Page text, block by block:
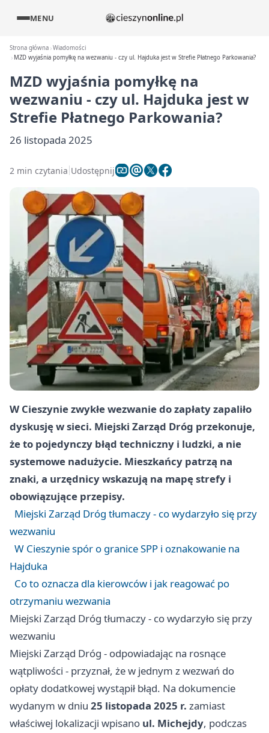
MENU
Strona główna Wiadomości
MZD wyjaśnia pomyłkę na wezwaniu - czy ul. Hajduka jest w Strefie Płatnego Parkowania?
MZD wyjaśnia pomyłkę na
wezwaniu - czy ul. Hajduka jest w
Strefie Płatnego Parkowania?
26 listopada 2025
2 min czytania Udostępnij
W Cieszynie zwykłe wezwanie do zapłaty zapaliło
dyskusję w sieci. Miejski Zarząd Dróg przekonuje,
że to pojedynczy błąd techniczny i ludzki, a nie
systemowe nadużycie. Mieszkańcy patrzą na
znaki, a urzędnicy wskazują na mapę strefy i
obowiązujące przepisy.
Miejski Zarząd Dróg tłumaczy - co wydarzyło się przy
wezwaniu
W Cieszynie spór o granice SPP i oznakowanie na
Hajduka
Co to oznacza dla kierowców i jak reagować po
otrzymaniu wezwania
Miejski Zarząd Dróg tłumaczy - co wydarzyło się przy
wezwaniu
Miejski Zarząd Dróg - odpowiadając na rosnące
wątpliwości - przyznał, że w jednym z wezwań do
opłaty dodatkowej wystąpił błąd. Na dokumencie
wydanym w dniu 25 listopada 2025 r. zamiast
właściwej lokalizacji wpisano ul. Michejdy, podczas